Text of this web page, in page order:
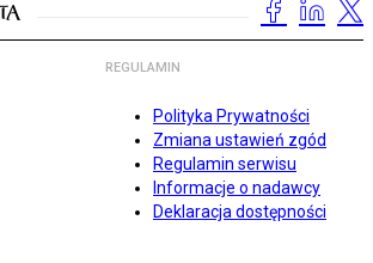
REGULAMIN
Polityka Prywatności
Zmiana ustawień zgód
Regulamin serwisu
Informacje o nadawcy
Deklaracja dostępności